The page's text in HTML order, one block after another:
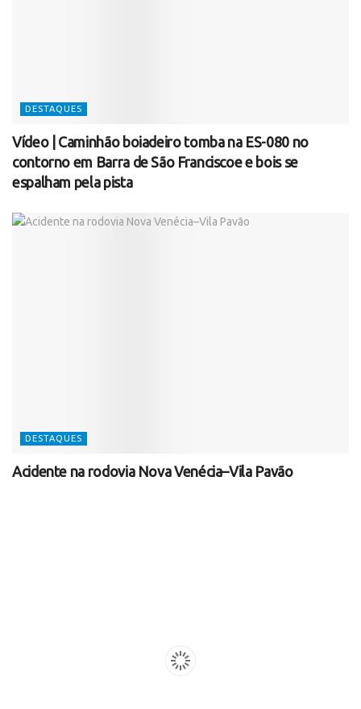
DESTAQUES
Vídeo | Caminhão boiadeiro tomba na ES-080 no
contorno em Barra de São Franciscoe e bois se
espalham pela pista
DESTAQUES
Acidente na rodovia Nova Venécia–Vila Pavão